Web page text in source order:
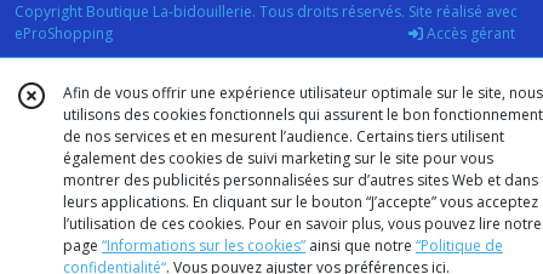
Copyright Boutique La-bidouillerie. Tous droits réservés. Site réalisé avec
eProShopping
Accès gérant
Afin de vous offrir une expérience utilisateur optimale sur le site, nous
utilisons des cookies fonctionnels qui assurent le bon fonctionnement
de nos services et en mesurent l’audience. Certains tiers utilisent
également des cookies de suivi marketing sur le site pour vous
montrer des publicités personnalisées sur d’autres sites Web et dans
leurs applications. En cliquant sur le bouton “J’accepte” vous acceptez
l’utilisation de ces cookies. Pour en savoir plus, vous pouvez lire notre
page “Informations sur les cookies” ainsi que notre “Politique de
confidentialité“. Vous pouvez ajuster vos préférences ici.